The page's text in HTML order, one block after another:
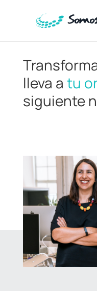
lleva a tu
siguiente